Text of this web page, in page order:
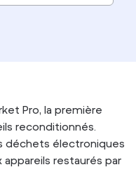
Pro, la première
reconditionnés.
déchets électroniques
restaurés par